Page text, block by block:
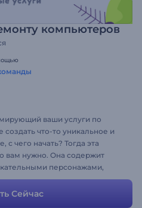
компьютеров
ваши услуги по
что-то уникальное и
с чего начать? Тогда эта
вам нужно. Она содержит
персонажами,
создания ролика и
Вы можете изменять любую
отражала ваши
Сейчас